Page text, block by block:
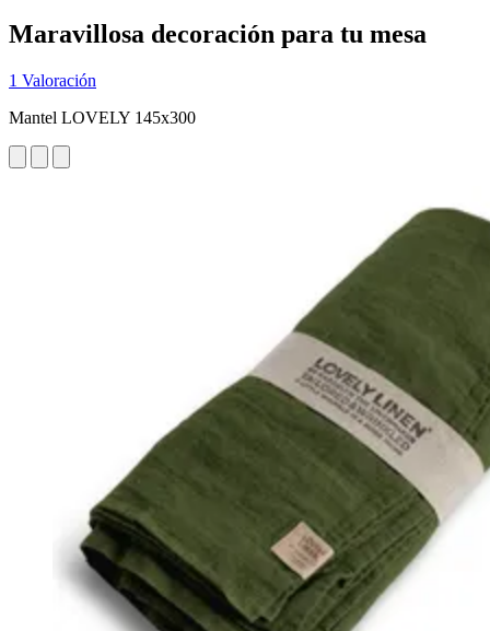
Maravillosa decoración para tu mesa
1 Valoración
Mantel LOVELY 145x300